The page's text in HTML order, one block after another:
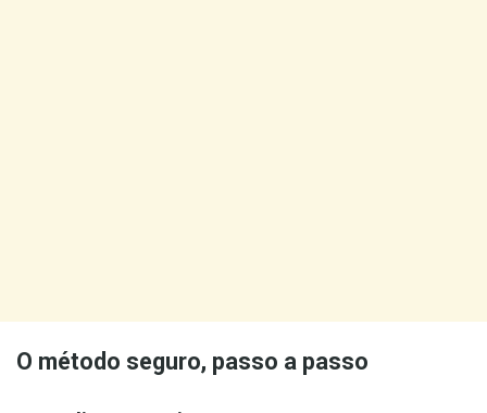
O método seguro, passo a passo